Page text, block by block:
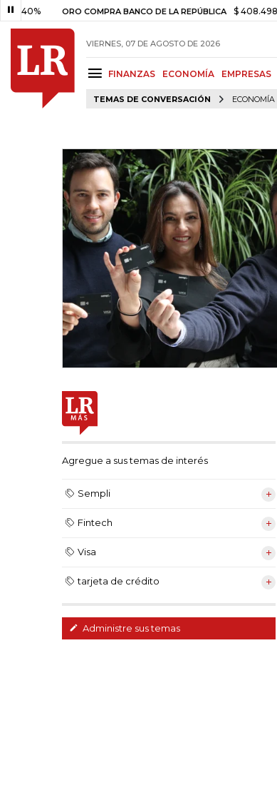
ORO COMPRA BANCO DE LA REPÚBLICA $ 408.498,97 +$
VIERNES, 07 DE AGOSTO DE 2026
FINANZAS ECONOMÍA EMPRESAS
TEMAS DE CONVERSACIÓN ECONOMÍA
Agregue a sus temas de interés
Sempli
Fintech
Visa
tarjeta de crédito
Administre sus temas